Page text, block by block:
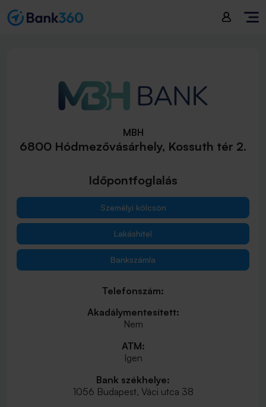
MBH
6800 Hódmezővásárhely, Kossuth tér 2.
Időpontfoglalás
Személyi kölcsön
Lakáshitel
Bankszámla
Telefonszám:
Akadálymentesített:
Nem
ATM:
Igen
Bank székhelye:
1056 Budapest, Váci utca 38